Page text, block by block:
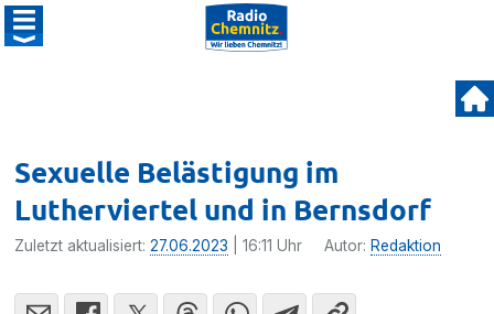
Sexuelle Belästigung im
Lutherviertel und in Bernsdorf
Zuletzt aktualisiert:27.06.2023 | 16:11 Uhr Autor: Redaktion